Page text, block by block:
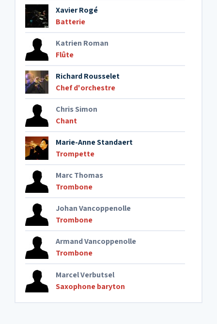
Xavier Rogé
Batterie
Katrien Roman
Flûte
Richard Rousselet
Chef d'orchestre
Chris Simon
Chant
Marie-Anne Standaert
Trompette
Marc Thomas
Trombone
Johan Vancoppenolle
Trombone
Armand Vancoppenolle
Trombone
Marcel Verbutsel
Saxophone baryton